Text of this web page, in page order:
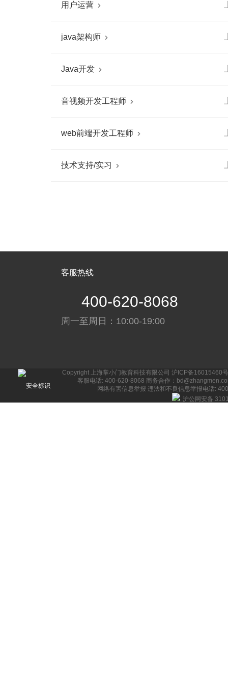
用户运营 
java架构师 
Java开发 
音视频开发工程师 
web前端开发工程师 
技术支持/实习 
客服热线
400-620-8068
周一至周日：10:00-19:00
Copyright 上海掌小门教育科技有限公司 沪ICP备16015460
客服电话: 400-620-8068 商务合作：
网络有害信息举报 违法和不良信息举报电话:
沪公网安备